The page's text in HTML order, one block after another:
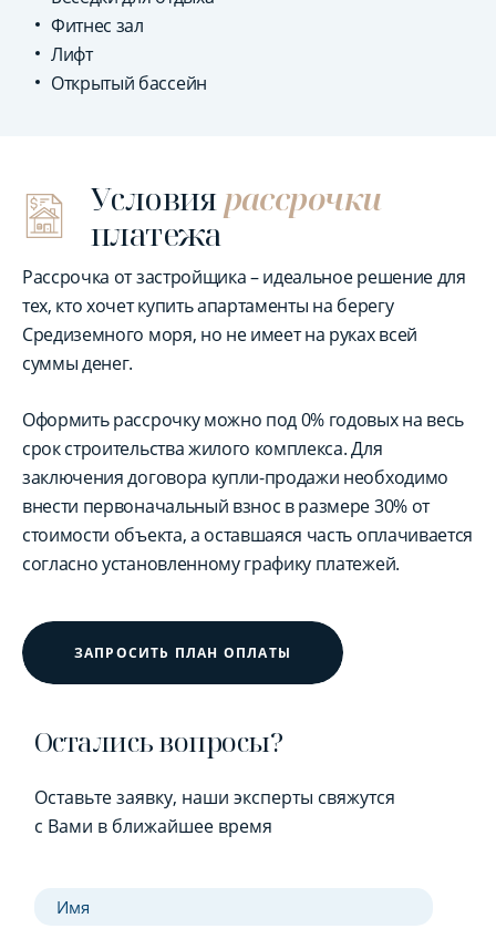
Фитнес зал
Лифт
Открытый бассейн
Условиярассрочки
платежа
Рассрочка от застройщика – идеальное решение для
тех, кто хочет купить апартаменты на берегу
Средиземного моря, но не имеет на руках всей
суммы денег.
Оформить рассрочку можно под 0% годовых на весь
срок строительства жилого комплекса. Для
заключения договора купли-продажи необходимо
внести первоначальный взнос в размере 30% от
стоимости объекта, а оставшаяся часть оплачивается
согласно установленному графику платежей.
ЗАПРОСИТЬ ПЛАН ОПЛАТЫ
Остались вопросы?
Оставьте заявку, наши эксперты свяжутся
с Вами в ближайшее время